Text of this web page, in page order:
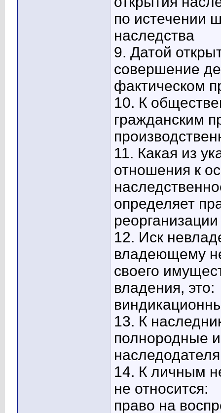
по истечении
наследства
9. Датой
совершение
фактическом
10. К
гражданским
11. Какая из
отношения к
определяет
12. Иск
владеющему
своего
владения, это:
13. К
полнородные
наследодателя
14. К личным
не относится:
право на